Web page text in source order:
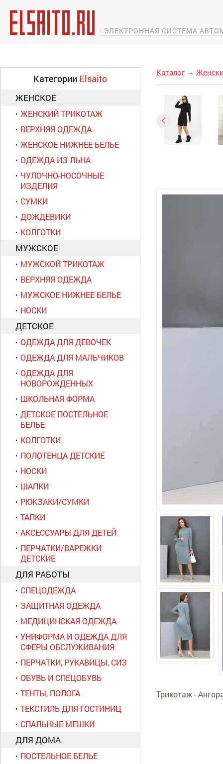
- ЭЛЕКТРОННАЯ СИСТЕМА
Категории Elsaito
ЖЕНСКОЕ
ЖЕНСКИЙ ТРИКОТАЖ
ВЕРХНЯЯ ОДЕЖДА
ЖЕНСКОЕ НИЖНЕЕ БЕЛЬЕ
ОДЕЖДА ИЗ ЛЬНА
ЧУЛОЧНО-НОСОЧНЫЕ
ИЗДЕЛИЯ
СУМКИ
ДОЖДЕВИКИ
КОЛГОТКИ
МУЖСКОЕ
МУЖСКОЙ ТРИКОТАЖ
ВЕРХНЯЯ ОДЕЖДА
МУЖСКОЕ НИЖНЕЕ БЕЛЬЕ
НОСКИ
ДЕТСКОЕ
ОДЕЖДА ДЛЯ ДЕВОЧЕК
ОДЕЖДА ДЛЯ МАЛЬЧИКОВ
ОДЕЖДА ДЛЯ
НОВОРОЖДЕННЫХ
ШКОЛЬНАЯ ФОРМА
ДЕТСКОЕ ПОСТЕЛЬНОЕ
БЕЛЬЕ
КОЛГОТКИ
ПОЛОТЕНЦА ДЕТСКИЕ
НОСКИ
ШАПКИ
РЮКЗАКИ/СУМКИ
ТАПКИ
АКСЕССУАРЫ ДЛЯ ДЕТЕЙ
ПЕРЧАТКИ/ВАРЕЖКИ
ДЕТСКИЕ
ДЛЯ РАБОТЫ
СПЕЦОДЕЖДА
ЗАЩИТНАЯ ОДЕЖДА
МЕДИЦИНСКАЯ ОДЕЖДА
УНИФОРМА И ОДЕЖДА ДЛЯ
СФЕРЫ ОБСЛУЖИВАНИЯ
ПЕРЧАТКИ, РУКАВИЦЫ, СИЗ
ОБУВЬ И СПЕЦОБУВЬ
ТЕНТЫ, ПОЛОГА
ТЕКСТИЛЬ ДЛЯ ГОСТИНИЦ
СПАЛЬНЫЕ МЕШКИ
ДЛЯ ДОМА
ПОСТЕЛЬНОЕ БЕЛЬЕ
Каталог →
Трикотаж -